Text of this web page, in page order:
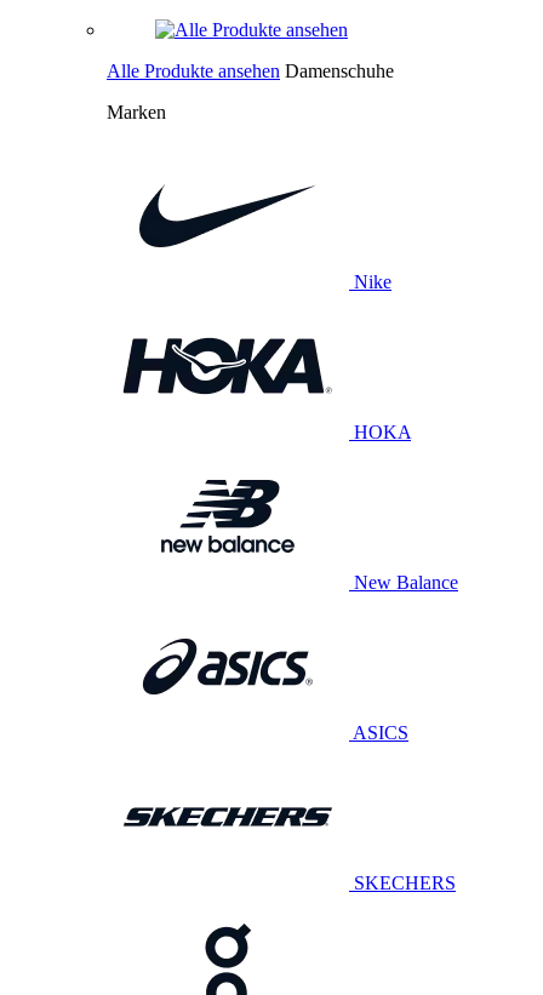
Alle Produkte ansehen Damenschuhe
Marken
Nike
HOKA
New Balance
ASICS
SKECHERS